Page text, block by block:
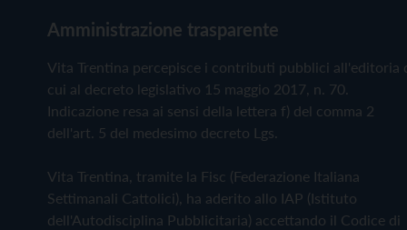
Amministrazione trasparente
Vita Trentina percepisce i contributi pubblici all'editoria
cui al decreto legislativo 15 maggio 2017, n. 70.
Indicazione resa ai sensi della lettera f) del comma 2
dell'art. 5 del medesimo decreto Lgs.
Vita Trentina, tramite la Fisc (Federazione Italiana
Settimanali Cattolici), ha aderito allo IAP (Istituto
dell'Autodisciplina Pubblicitaria) accettando il Codice di